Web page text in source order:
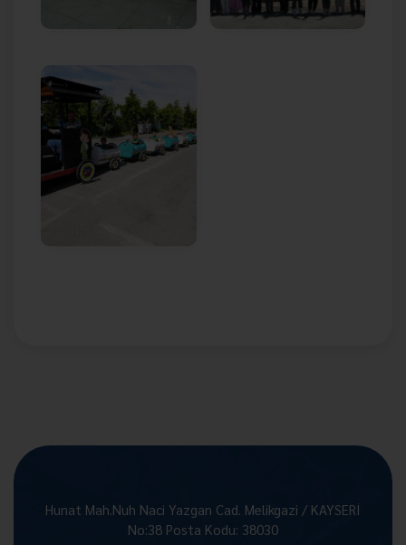
Hunat Mah.Nuh Naci Yazgan Cad. Melikgazi / KAYSERİ
No:38 Posta Kodu: 38030